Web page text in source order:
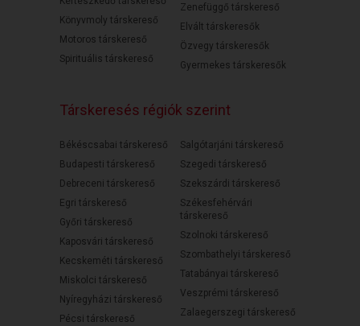
Könyvmoly társkereső
Motoros társkereső
Spirituális társkereső
Zenefüggő társkereső
Elvált társkeresők
Özvegy társkeresők
Gyermekes társkeresők
Társkeresés régiók szerint
Békéscsabai társkereső
Budapesti társkereső
Debreceni társkereső
Egri társkereső
Győri társkereső
Kaposvári társkereső
Kecskeméti társkereső
Miskolci társkereső
Nyíregyházi társkereső
Pécsi társkereső
Salgótarjáni társkereső
Szegedi társkereső
Szekszárdi társkereső
Székesfehérvári
társkereső
Szolnoki társkereső
Szombathelyi társkereső
Tatabányai társkereső
Veszprémi társkereső
Zalaegerszegi társkereső